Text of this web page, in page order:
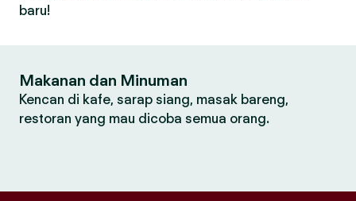
baru!
Makanan dan Minuman
Kencan di kafe, sarap siang, masak bareng,
restoran yang mau dicoba semua orang.